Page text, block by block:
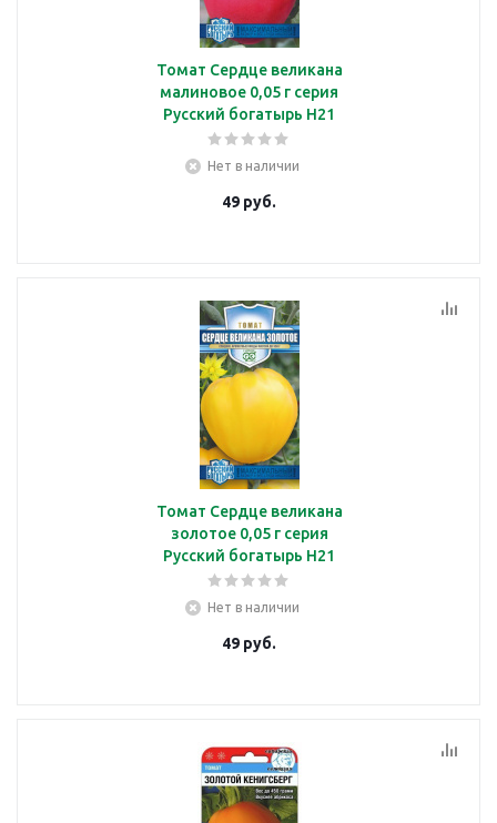
Томат Сердце великана
малиновое 0,05 г серия
Русский богатырь Н21
Нет в наличии
49 руб.
Томат Сердце великана
золотое 0,05 г серия
Русский богатырь Н21
Нет в наличии
49 руб.